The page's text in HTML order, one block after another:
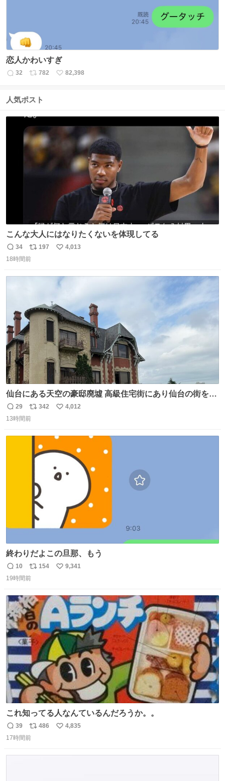
恋人かわいすぎ
返
数
32
リ
ス
数
782
い
82,398
人気ポスト
こんな大人にはなりたくないを体現してる
返
信
34
リ
ポ
197
い
数
4,013
18時間前
仙台にある天空の豪邸廃墟 高級住宅街にあり仙台の街を一
望できたのだろう それにしても美しい家や
返
信
29
リ
ポ
数
342
い
4,012
13時間前
終わりだよこの旦那、もう
返
信
10
リ
ポ
ト
数
154
い
数
9,341
19時間前
これ知ってる人なんているんだろうか。。
返
信
39
リ
ポ
486
い
4,835
17時間前